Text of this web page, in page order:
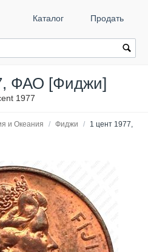
Каталог Продать
ФАО [Фиджи]
1977
и Океания / Фиджи /
1 цент 1977,